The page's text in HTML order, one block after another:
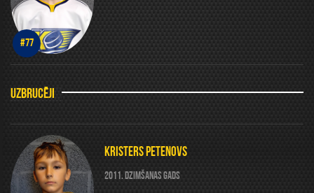
#77
UZBRUCĒJI
KRISTERS PETENOVS
2011. DZIMŠANAS GADS